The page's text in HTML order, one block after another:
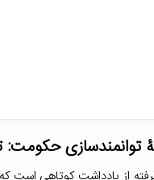
توانمندسازی حکومت: